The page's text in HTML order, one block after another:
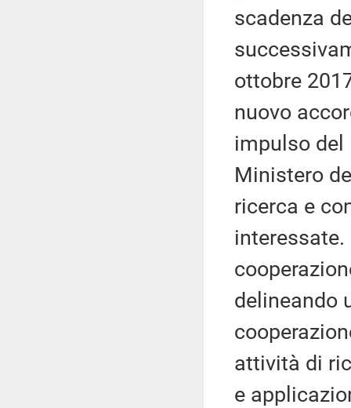
scadenza
ottobre
nuovo
impulso del
Ministero
ricerca e
delineando
attività di
e